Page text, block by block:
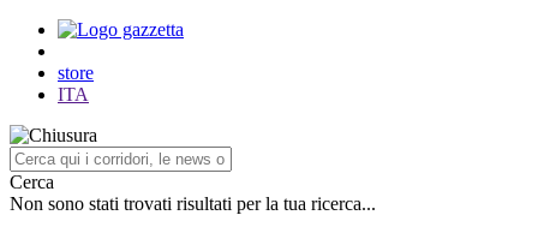
store
ITA
Cerca
Non sono stati trovati risultati per la tua ricerca...